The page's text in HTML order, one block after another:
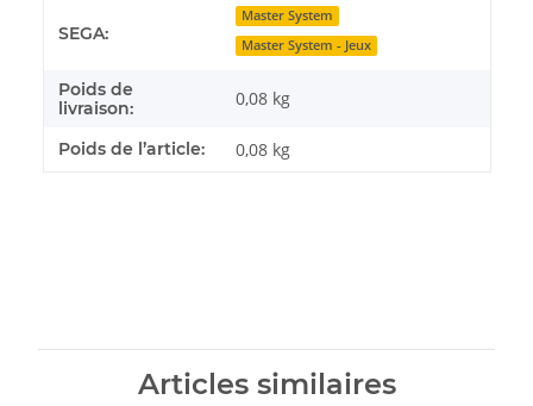
SEGA:
Master System
Master System - Jeux
Poids de
livraison:
0,08 kg
Poids de l’article: 0,08 kg
Articles similaires